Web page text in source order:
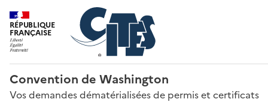
RÉPUBLIQUE
FRANÇAISE
Convention de Washington
Vos demandes dématérialisées de permis et certificats